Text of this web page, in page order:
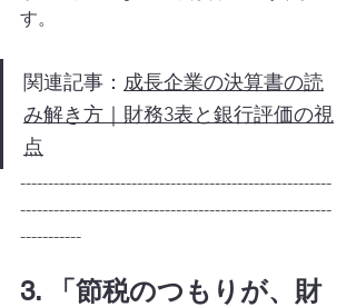
す。
関連記事： 成長企業の決算書の読
み解き方｜財務3表と銀行評価の視
点
--------------------------------------------------------
--------------------------------------------------------
-----------
3. 「節税のつもりが、財